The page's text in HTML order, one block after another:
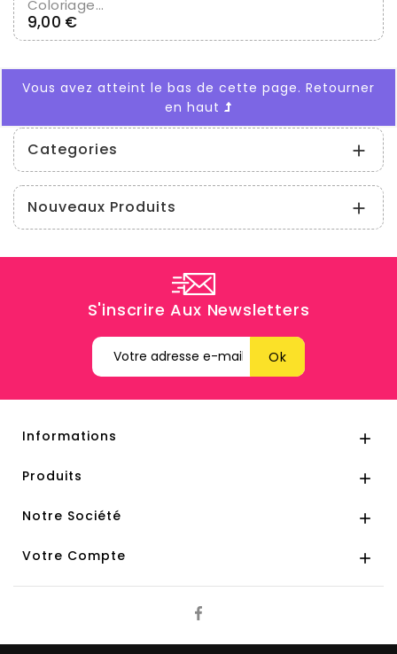
Coloriage...
9,00 €Prix
Vous avez atteint le bas de cette page. Retourner
en haut
Categories 
Nouveaux Produits 
S'inscrire Aux Newsletters
Informations 
Produits 
Notre Société 
Votre Compte 